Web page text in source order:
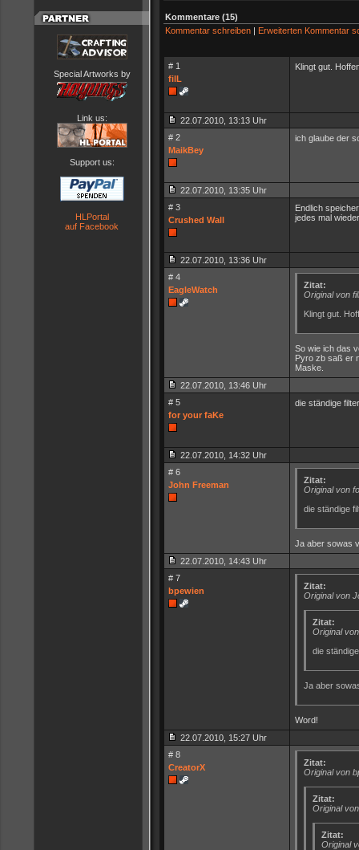
Special Artworks by
Link us:
Support us:
HLPortal
auf Facebook
Kommentare (15)
Kommentar schreiben | Erweiterten Kommentar
# 1
filL
Klingt gut.
22.07.2010, 13:13 Uhr
# 2
MaikBey
ich glaube der
22.07.2010, 13:35 Uhr
# 3
Crushed Wall
Endlich
jedes mal
22.07.2010, 13:36 Uhr
# 4
EagleWatch
Zitat:
Original von
Klingt gut.
So wie ich das
Pyro zb saß er
Maske.
22.07.2010, 13:46 Uhr
# 5
for your faKe
die ständige
22.07.2010, 14:32 Uhr
# 6
John Freeman
Zitat:
Original von
die ständige
Ja aber sowas
22.07.2010, 14:43 Uhr
# 7
bpewien
Zitat:
Original von
Zitat:
Original
die
Ja aber
Word!
22.07.2010, 15:27 Uhr
# 8
CreatorX
Zitat:
Original von
Zitat:
Original
Zitat:
Original